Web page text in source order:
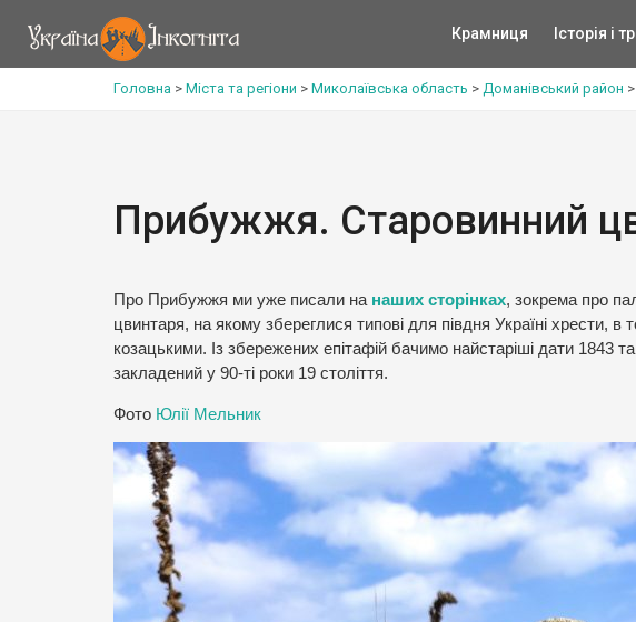
Крамниця Історія і
Головна > Міста та регіони > Миколаївська область > Доманівський район >
Прибужжя. Старовинний
Про Прибужжя ми уже писали на наших сторінках, зокрема про
цвинтаря, на якому збереглися типові для півдня Україні хрести,
козацькими. Із збережених епітафій бачимо найстаріші дати 1843
закладений у 90-ті роки 19 століття.
Фото Юлії Мельник